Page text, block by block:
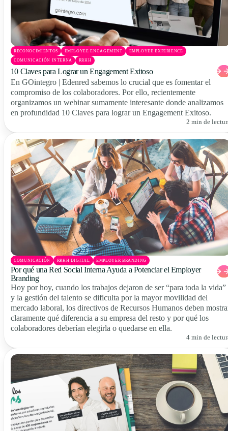
RECONOCIMIENTOS EMPLOYEE ENGAGEMENT EMPLOYEE EXPERIENCE
COMUNICACIÓN INTERNA RRHH
10 Claves para Lograr un Engagement Exitoso
En GOintegro | Edenred sabemos lo crucial que es fomentar el
compromiso de los colaboradores. Por ello, recientemente
organizamos un webinar sumamente interesante donde analizamos
en profundidad 10 Claves para lograr un Engagement Exitoso.
2 min de
COMUNICACIÓN RRHH DIGITAL EMPLOYER BRANDING
Por qué una Red Social Interna Ayuda a Potenciar el Employer
Branding
Hoy por hoy, cuando los trabajos dejaron de ser “para toda la vida”
y la gestión del talento se dificulta por la mayor movilidad del
mercado laboral, los directivos de Recursos Humanos deben
claramente qué diferencia a su empresa del resto y por qué los
colaboradores deberían elegirla o quedarse en ella.
4 min de